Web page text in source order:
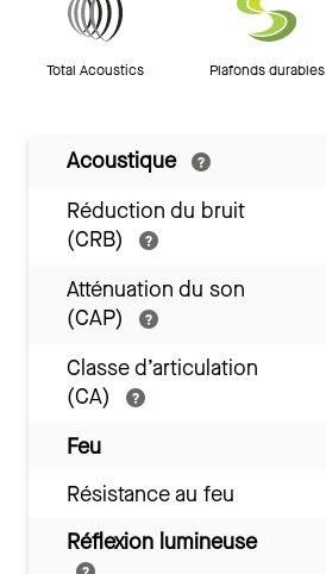
Total Acoustics Plafonds durables
Acoustique
Réduction du bruit
(CRB)
Atténuation du son
(CAP)
Classe d’articulation
(CA)
Feu
Résistance au feu
Réflexion lumineuse